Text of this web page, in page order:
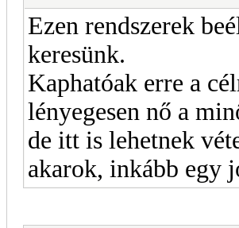
Ezen rendszerek
keresünk.
Kaphatóak erre a
lényegesen nő a
de itt is lehetnek
akarok, inkább egy